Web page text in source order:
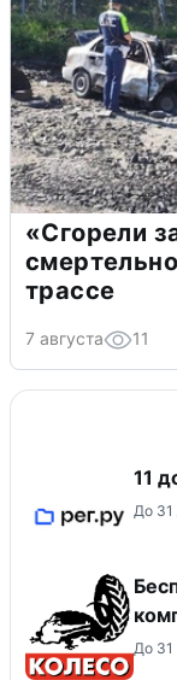
«Сгорели
трассе
7 августа 11
11
До 31
До 31